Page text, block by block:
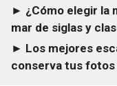
► ¿Cómo elegir la
mar de siglas y
► Los mejores
conserva tus fotos